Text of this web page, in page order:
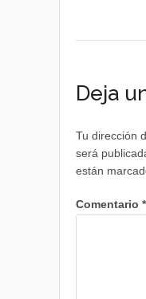
Deja
Tu dirección
será
están
Comentario *